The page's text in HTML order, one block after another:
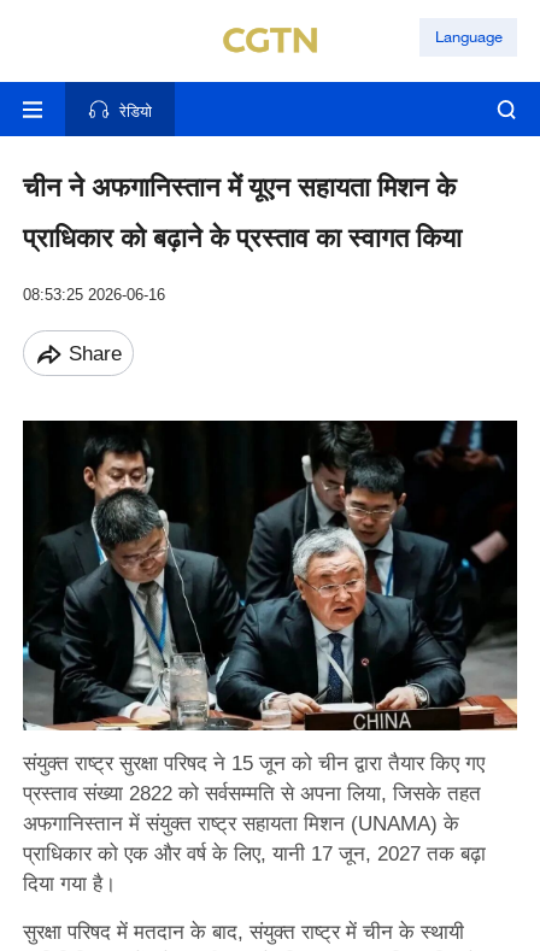
Language
रेडियो
चीन ने अफगानिस्तान में यूएन सहायता मिशन के
प्राधिकार को बढ़ाने के प्रस्ताव का स्वागत किया
08:53:25 2026-06-16
Share
संयुक्त राष्ट्र सुरक्षा परिषद ने 15 जून को चीन द्वारा तैयार किए गए
प्रस्ताव संख्या 2822 को सर्वसम्मति से अपना लिया, जिसके तहत
अफगानिस्तान में संयुक्त राष्ट्र सहायता मिशन (UNAMA) के
प्राधिकार को एक और वर्ष के लिए, यानी 17 जून, 2027 तक बढ़ा
दिया गया है।
सुरक्षा परिषद में मतदान के बाद, संयुक्त राष्ट्र में चीन के स्थायी